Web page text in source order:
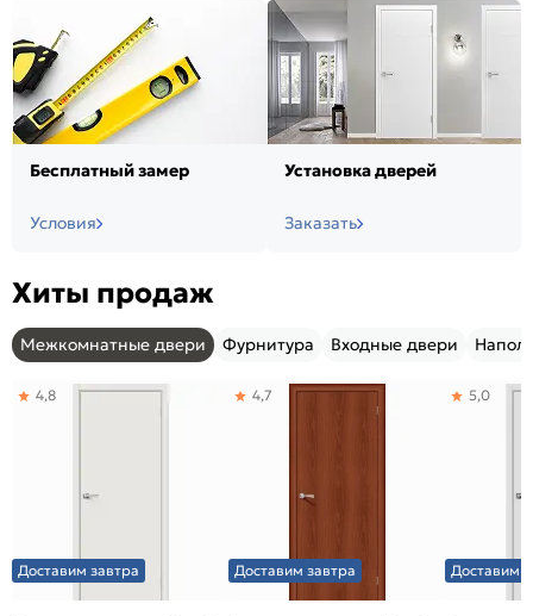
Бесплатный замер
Условия
Установка дверей
Заказать
Хиты продаж
Межкомнатные двери Фурнитура Входные двери
Доставим завтра
4,8
Доставим завтра
4,7
Доставим
5,0